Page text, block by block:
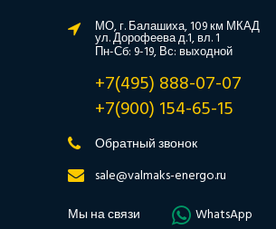
МО, г. Балашиха, 109 км МКАД
ул. Дорофеева д.1, вл. 1
Пн-Сб: 9-19, Вс: выходной
+7(495) 888-07-07
+7(900) 154-65-15
Обратный звонок
sale@valmaks-energo.ru
Мы на связи
WhatsApp